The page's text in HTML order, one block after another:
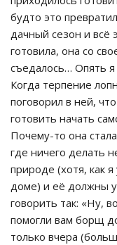
будто это
дачный сезон и всё
готовила, она со
съедалось… Опять
Когда терпение
поговорил в ней,
готовить начать
Почему-то она
где ничего делать
природе (хотя, как
доме) и её должны
говорить так: «Ну,
помогли вам борщ
только вчера